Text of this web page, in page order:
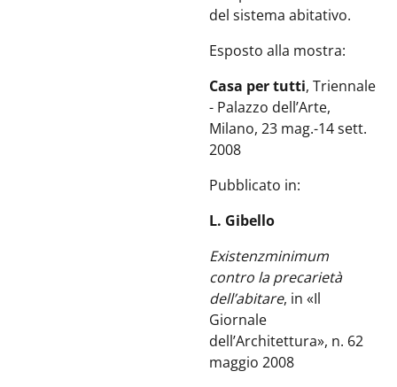
del sistema abitativo.
Esposto alla mostra:
Casa per tutti, Triennale
- Palazzo dell’Arte,
Milano, 23 mag.-14 sett.
2008
Pubblicato in:
L. Gibello
Existenzminimum
contro la precarietà
dell’abitare, in «Il
Giornale
dell’Architettura», n. 62
maggio 2008